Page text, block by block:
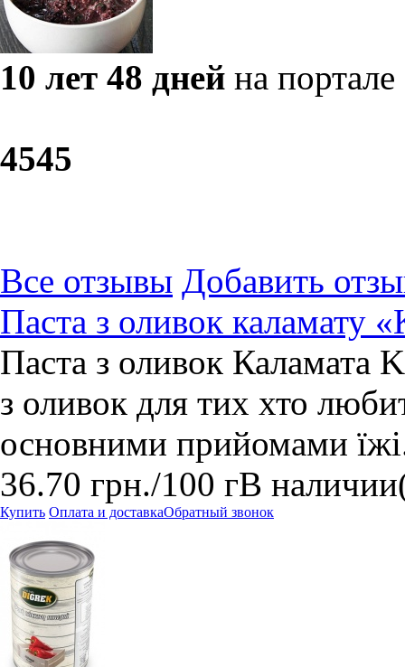
10 лет 48 дней на портале
4545
Все отзывы Добавить
Паста з оливок каламату
Паста з оливок Каламата
з оливок для тих хто
основними прийомами
36.70 грн./100 гВ наличии
Купить Оплата и доставкаОбратный звонок